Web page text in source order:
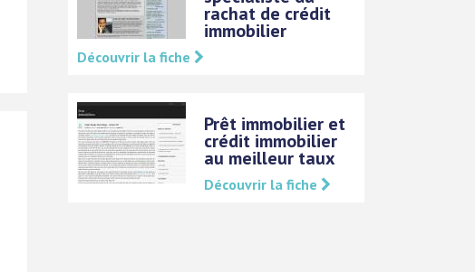
rachat de crédit
immobilier
Découvrir la fiche
Prêt immobilier et
crédit immobilier
au meilleur taux
Découvrir la fiche